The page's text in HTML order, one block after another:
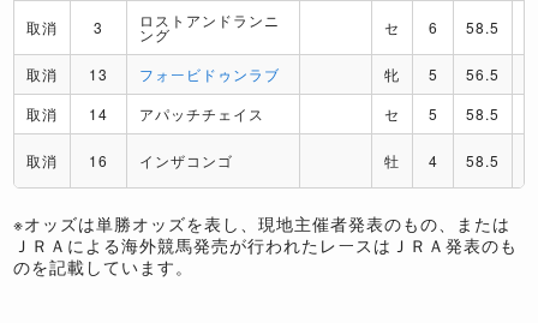
取消 3 ロストアンドランニ
ング セ 6 58.5
取消 13 フォービドゥンラブ 牝 5
56.5
取消
14 アパッチチェイス セ 5 58.5
取消 16 インザコンゴ 牡 4 58.5
※オッズは単勝オッズを表し、現地主催者発表のもの、または
ＪＲＡによる海外競馬発売が行われたレースはＪＲＡ発表のも
のを記載しています。